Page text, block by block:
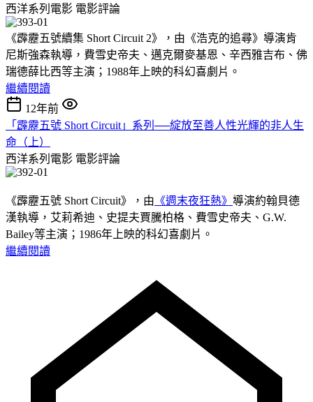
西洋系列電影 電影評論
《霹靂五號續集 Short Circuit 2》，由《浩克的追尋》導演肯
尼斯強森執導，費雪史帝夫、邁克爾麥基恩、辛西雅吉布、佛
瑞德薛比西等主演；1988年上映的科幻喜劇片。
繼續閱讀
12年前
「霹靂五號 Short Circuit」系列──綻放至善人性光輝的非人生
命（上）
西洋系列電影 電影評論
《霹靂五號 Short Circuit》，由 《週末夜狂熱》 導演約翰貝德
漢執導，艾莉希迪、史提夫賈騰柏格、費雪史帝夫、G.W.
Bailey等主演；1986年上映的科幻喜劇片。
繼續閱讀